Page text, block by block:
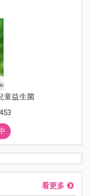
童益生菌
看更多